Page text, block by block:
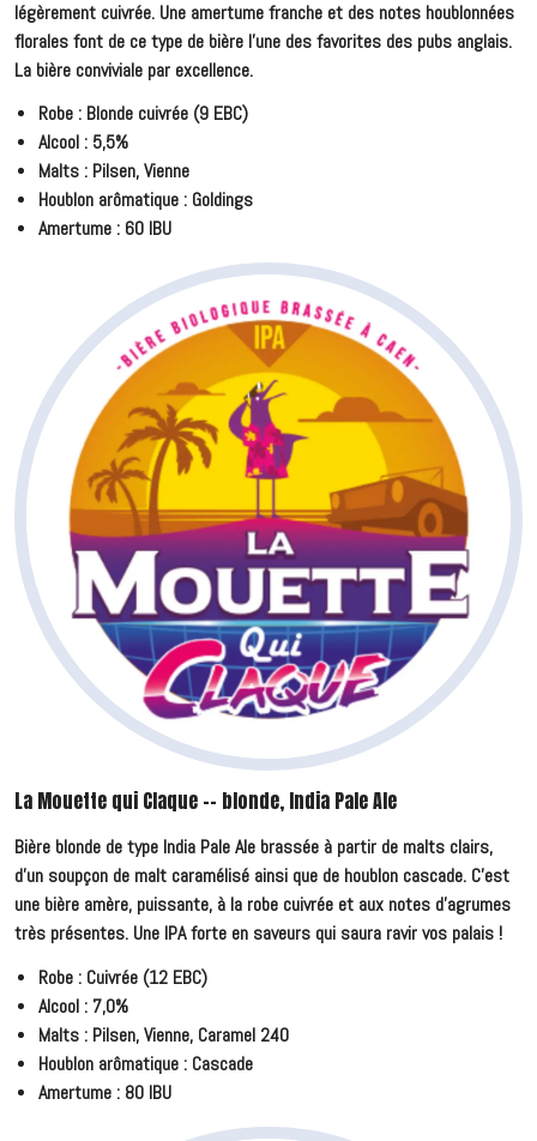
légèrement cuivrée. Une amertume franche et des notes houblonnées
florales font de ce type de bière l'une des favorites des pubs anglais.
La bière conviviale par excellence.
Robe : Blonde cuivrée (9 EBC)
Alcool : 5,5%
Malts : Pilsen, Vienne
Houblon arômatique : Goldings
Amertume : 60 IBU
La Mouette qui Claque -- blonde, India Pale Ale
Bière blonde de type India Pale Ale brassée à partir de malts clairs,
d'un soupçon de malt caramélisé ainsi que de houblon cascade. C'est
une bière amère, puissante, à la robe cuivrée et aux notes d'agrumes
très présentes. Une IPA forte en saveurs qui saura ravir vos palais !
Robe : Cuivrée (12 EBC)
Alcool : 7,0%
Malts : Pilsen, Vienne, Caramel 240
Houblon arômatique : Cascade
Amertume : 80 IBU